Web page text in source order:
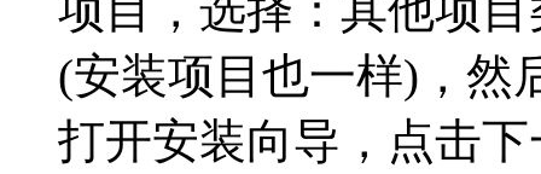
(安装项目也一样)，然
打开安装向导，点击